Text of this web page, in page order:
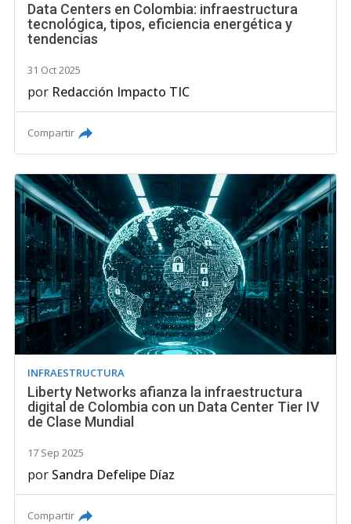
Data Centers en Colombia: infraestructura
tecnológica, tipos, eficiencia energética y
tendencias
31 Oct 2025
por Redacción Impacto TIC
Compartir
INFRAESTRUCTURA
Liberty Networks afianza la infraestructura
digital de Colombia con un Data Center Tier IV
de Clase Mundial
17 Sep 2025
por Sandra Defelipe Díaz
Compartir